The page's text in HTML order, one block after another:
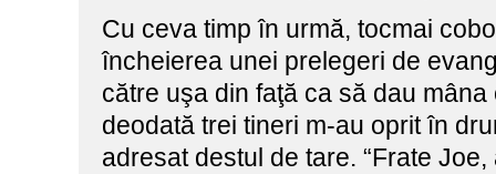
Cu ceva timp în urmă, tocmai
încheierea unei prelegeri de
către uşa din faţă ca să dau
deodată trei tineri m-au oprit în
adresat destul de tare. “Frate